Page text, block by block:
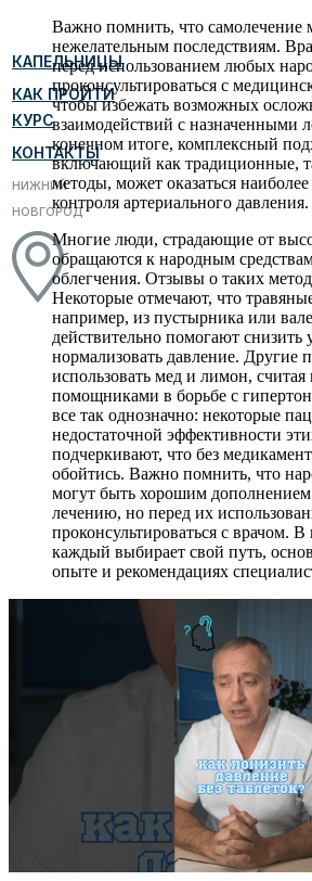
КАПЕЛЬНИЦЫ
КАК ПРОЙТИ
КУРС
КОНТАКТЫ
НИЖНИЙ
НОВГОРОД
Важно помнить, что самолечение
нежелательным последствиям.
перед использованием любых
проконсультироваться с
чтобы избежать возможных
взаимодействий с назначенными
конечном итоге, комплексный
включающий как традиционные,
методы, может оказаться
контроля артериального давления.
Многие люди, страдающие от
обращаются к народным
облегчения. Отзывы о таких
Некоторые отмечают, что
например, из пустырника или
действительно помогают снизить
нормализовать давление. Другие
использовать мед и лимон,
помощниками в борьбе с
все так однозначно: некоторые
недостаточной эффективности
подчеркивают, что без
обойтись. Важно помнить, что
могут быть хорошим
лечению, но перед их
проконсультироваться с врачом.
каждый выбирает свой путь,
опыте и рекомендациях